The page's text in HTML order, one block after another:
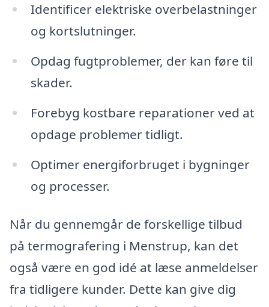
Identificer elektriske overbelastninger
og kortslutninger.
Opdag fugtproblemer, der kan føre til
skader.
Forebyg kostbare reparationer ved at
opdage problemer tidligt.
Optimer energiforbruget i bygninger
og processer.
Når du gennemgår de forskellige tilbud
på termografering i Menstrup, kan det
også være en god idé at læse anmeldelser
fra tidligere kunder. Dette kan give dig